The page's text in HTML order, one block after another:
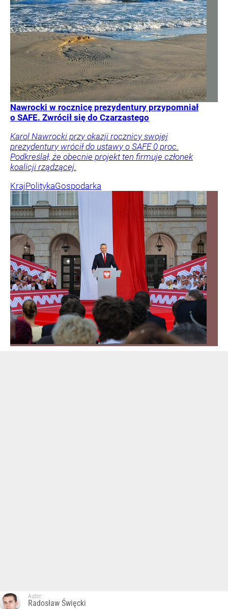
Nawrocki w rocznicę prezydentury przypomniał
o SAFE. Zwrócił się do Czarzastego
Karol Nawrocki przy okazji rocznicy swojej
prezydentury wrócił do ustawy o SAFE 0 proc.
Podkreślał, że obecnie projekt ten firmuje członek
koalicji rządzącej.
KrajPolitykaGospodarka
Autor:
Radosław Święcki